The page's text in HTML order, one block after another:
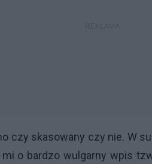
czy skasowany czy nie. W
o bardzo wulgarny wpis